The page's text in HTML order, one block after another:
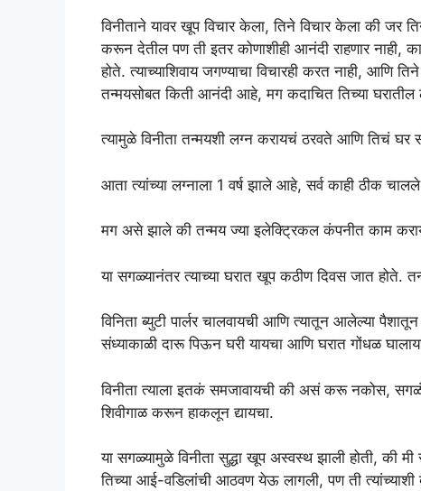
विनीताने यावर खूप विचार केला, तिने विचार केला की जर
करून देतील पण ती इतर कोणाशीही आनंदी राहणार
होते. त्याच्याशिवाय जगण्याचा विचारही करत नाही, आणि
तन्मयसोबत किती आनंदी आहे, मग कदाचित तिच्या घरातील
त्यामुळे विनीता तन्मयशी लग्न करायचं ठरवते आणि तिचं घर
आता त्यांच्या लग्नाला 1 वर्ष झाले आहे, सर्व काही ठीक
मग असे झाले की तन्मय ज्या इलेक्ट्रिकल कंपनीत काम
या सगळ्यानंतर त्याच्या घरात खूप कठीण दिवस जात होते.
विनिता ब्युटी पार्लर चालवायची आणि त्यातून आलेल्या
संध्याकाळी दारू पिऊन घरी यायचा आणि घरात गोंधळ
विनीता त्याला इतकं समजावायची की असं करू नकोस,
शिवीगाळ करून हाकलून द्यायचा.
या सगळ्यामुळे विनीता सुद्धा खूप अस्वस्थ झाली होती,
तिच्या आई-वडिलांची आठवण येऊ लागली, पण ती